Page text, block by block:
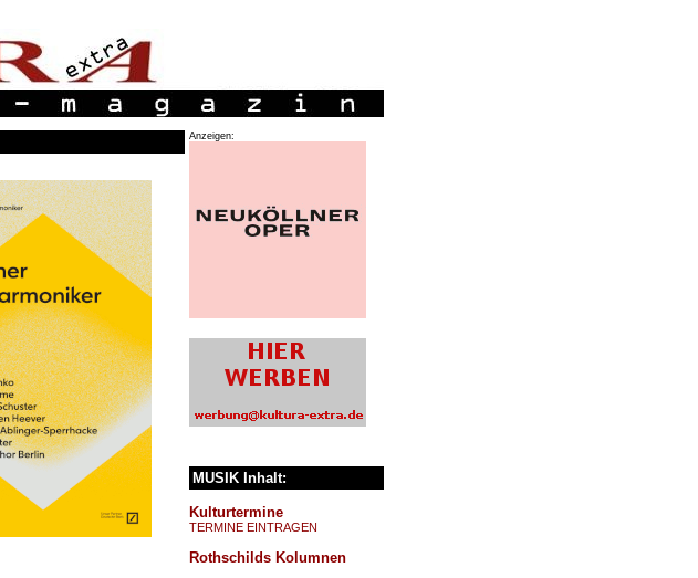
Anzeigen:
MUSIK Inhalt:
Kulturtermine
TERMINE EINTRAGEN
Rothschilds Kolumnen